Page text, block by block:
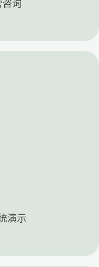
询
演示